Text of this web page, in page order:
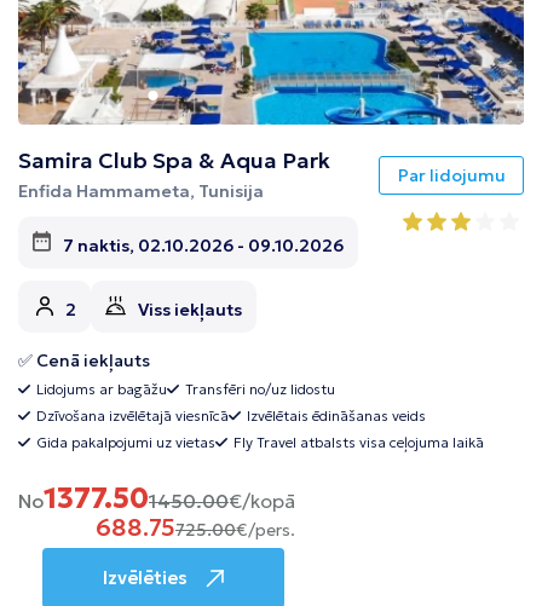
Samira Club Spa & Aqua Park
Enfida Hammameta, Tunisija
7 naktis, 02.10.2026 - 09.10.2026
2 Viss iekļauts
✅ Cenā iekļauts
Lidojums ar bagāžu
Transfēri no/uz lidostu
Dzīvošana izvēlētajā viesnīcā
Izvēlētais ēdināšanas veids
Gida pakalpojumi uz vietas
Fly Travel atbalsts visa ceļojuma laikā
Par lidojumu
No1377.501450.00€/kopā
688.75725.00€/pers.
Izvēlēties